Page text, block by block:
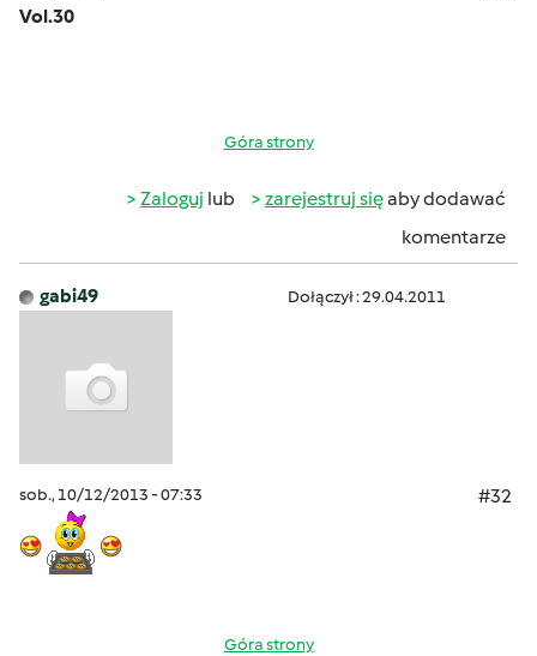
Vol.30
Góra strony
Zaloguj lub zarejestruj sięaby dodawać
komentarze
gabi49 Dołączył : 29.04.2011
sob., 10/12/2013 - 07:33 #32
Góra strony